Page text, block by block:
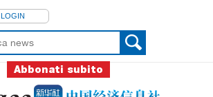
LOGIN
Abbonati subito